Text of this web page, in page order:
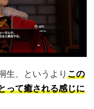
生、というよりこの
って癒される感じに